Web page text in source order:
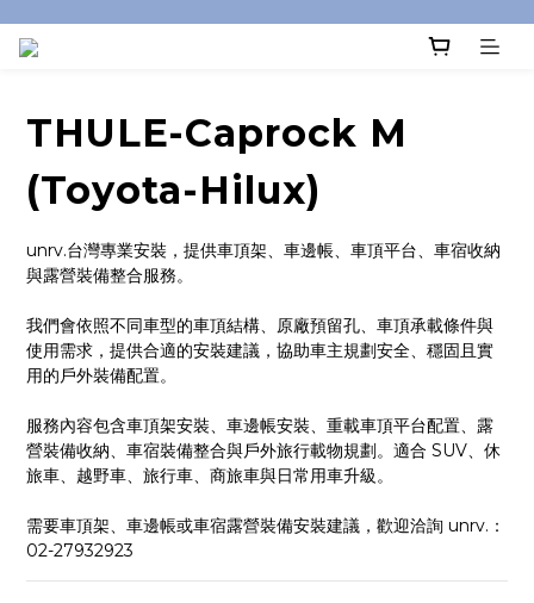
THULE-Caprock M
(Toyota-Hilux)
unrv.台灣專業安裝，提供車頂架、車邊帳、車頂平台、車宿收納
與露營裝備整合服務。
我們會依照不同車型的車頂結構、原廠預留孔、車頂承載條件與
使用需求，提供合適的安裝建議，協助車主規劃安全、穩固且實
用的戶外裝備配置。
服務內容包含車頂架安裝、車邊帳安裝、重載車頂平台配置、露
營裝備收納、車宿裝備整合與戶外旅行載物規劃。適合 SUV、休
旅車、越野車、旅行車、商旅車與日常用車升級。
需要車頂架、車邊帳或車宿露營裝備安裝建議，歡迎洽詢 unrv.：
02-27932923